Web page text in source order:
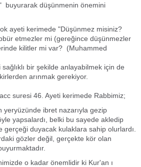
buyurarak düşünmenin önemini
ayeti kerimede "Düşünmez misiniz?
etmezler mi (gereğince düşünmezler
kilitler mi var? (Muhammed
bir şekilde anlayabilmek için de
arınmak gerekiyor.
suresi 46. Ayeti kerimede Rabbimiz;
yeryüzünde ibret nazarıyla gezip
yapsalardı, belki bu sayede akledip
duyacak kulaklara sahip olurlardı.
gözler değil, gerçekte kör olan
o kadar önemlidir ki Kur'an ı